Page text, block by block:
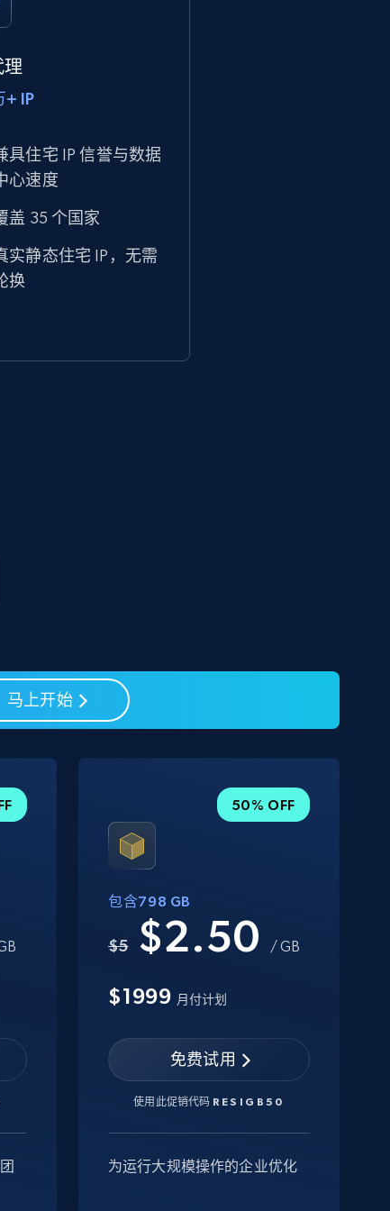
理
+ IP
具住宅 IP 信誉与数据
心速度
盖 35 个国家
实静态住宅 IP，无需
换
马上开始
50% OFF
包含798 GB
$5 $2.50 / GB
$1999 月付计划
免费试用
使用此促销代码 RESIGB50
为运行大规模操作的企业优化